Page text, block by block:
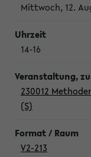
Mittwoch, 12.
14-16
230012
(S)
V2-213